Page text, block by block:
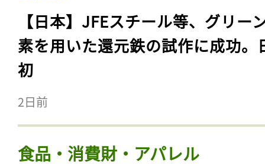
【日本】JFEスチール等、グリー
素を用いた還元鉄の試作に成功。
初
2日前
食品・消費財・アパレル